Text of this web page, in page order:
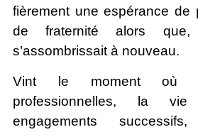
fièrement une espérance de
de fraternité alors que,
s’assombrissait à nouveau.
Vint le moment où
professionnelles, la
engagements